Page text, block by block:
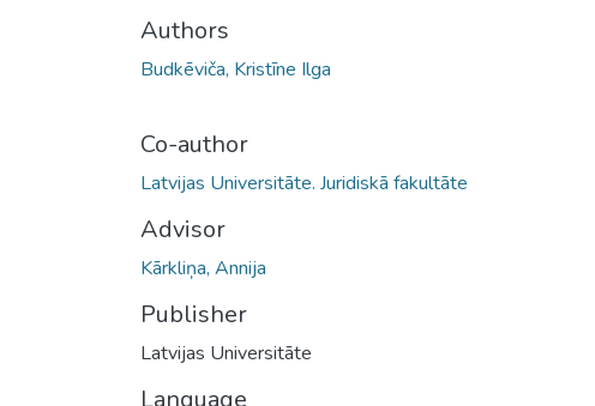
Authors
Budkēviča, Kristīne Ilga
Co-author
Latvijas Universitāte. Juridiskā fakultāte
Advisor
Kārkliņa, Annija
Publisher
Latvijas Universitāte
Language